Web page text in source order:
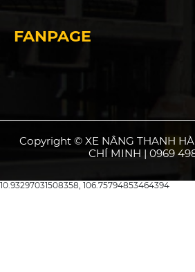
FANPAGE
Copyright © XE NÂNG THANH HÀ
CHÍ MINH | 0969
10.93297031508358, 106.75794853464394